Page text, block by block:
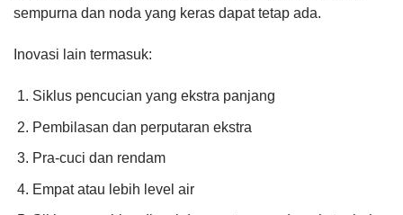
sempurna dan noda yang keras dapat tetap ada.
Inovasi lain termasuk:
Siklus pencucian yang ekstra panjang
Pembilasan dan perputaran ekstra
Pra-cuci dan rendam
Empat atau lebih level air